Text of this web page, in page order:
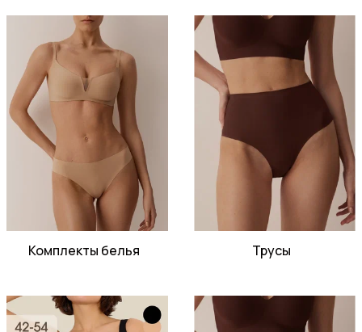
Комплекты белья Трусы